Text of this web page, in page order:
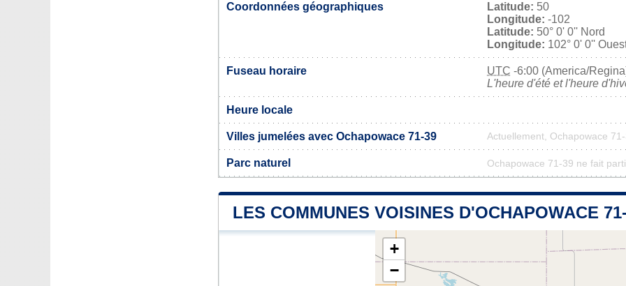
Coordonnées géographiques Latitude: 50
Longitude: -102
Latitude: 50° 0' 0'' Nord
Longitude: 102° 0' 0''
Fuseau horaire UTC -6:00 (America/
L'heure d'été et l'heure
Heure locale
Villes jumelées avec Ochapowace 71-39 Actuellement, Ochapowace
Parc naturel Ochapowace 71-39 ne fait
LES COMMUNES VOISINES D'OCHAPOWACE
+
−